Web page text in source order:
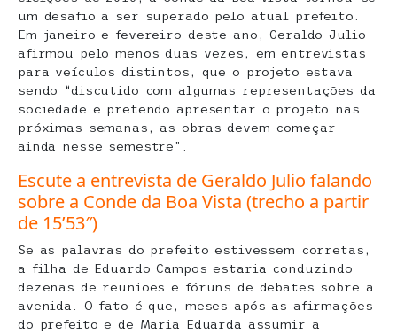
um desafio a ser superado pelo atual prefeito.
Em janeiro e fevereiro deste ano, Geraldo Julio
afirmou pelo menos duas vezes, em entrevistas
para veículos distintos, que o projeto estava
sendo “discutido com algumas representações da
sociedade e pretendo apresentar o projeto nas
próximas semanas, as obras devem começar
ainda nesse semestre”.
Escute a entrevista de Geraldo Julio falando
sobre a Conde da Boa Vista (trecho a partir
de 15’53″)
Se as palavras do prefeito estivessem corretas,
a filha de Eduardo Campos estaria conduzindo
dezenas de reuniões e fóruns de debates sobre a
avenida. O fato é que, meses após as afirmações
do prefeito e de Maria Eduarda assumir a